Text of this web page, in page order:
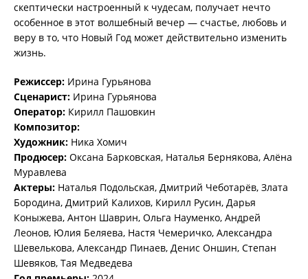
скептически настроенный к чудесам, получает нечто
особенное в этот волшебный вечер — счастье, любовь и
веру в то, что Новый Год может действительно изменить
жизнь.
Режиссер: Ирина Гурьянова
Сценарист: Ирина Гурьянова
Оператор: Кирилл Пашовкин
Композитор:
Художник: Ника Хомич
Продюсер: Оксана Барковская, Наталья Бернякова, Алёна
Муравлева
Актеры: Наталья Подольская, Дмитрий Чеботарёв, Злата
Бородина, Дмитрий Калихов, Кирилл Русин, Дарья
Коныжева, Антон Шаврин, Ольга Науменко, Андрей
Леонов, Юлия Беляева, Настя Чемеричко, Александра
Шевелькова, Александр Пинаев, Денис Оншин, Степан
Шевяков, Тая Медведева